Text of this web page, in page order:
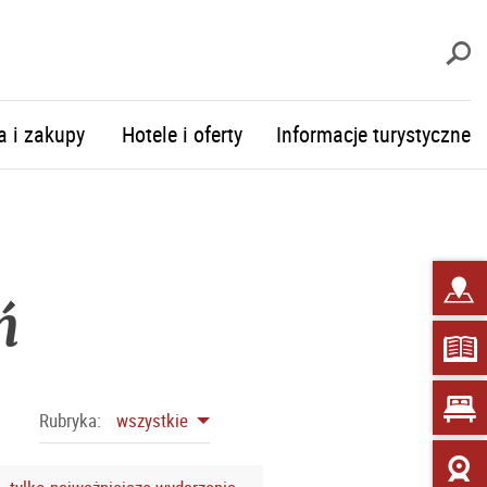
i zakupy Hotele i oferty Informacje turystyczne
Rubryka: wszystkie